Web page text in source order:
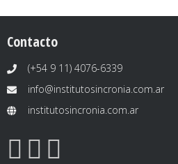
Contacto
(+54 9 11) 4076-6339
info@institutosincronia.com.ar
institutosincronia.com.ar